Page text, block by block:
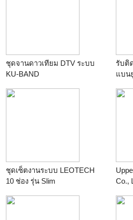
ชุดจานดาวเทียม DTV ระบบ
KU-BAND
รับติ
แบน
ชุดเซ็ตงานระบบ LEOTECH
10 ช่อง รุ่น Slim
Co.,
ฟ้า บ